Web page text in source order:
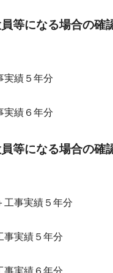
等になる場合の確
実績５年分
実績６年分
等になる場合の確
工事実績５年分
事実績５年分
事実績６年分